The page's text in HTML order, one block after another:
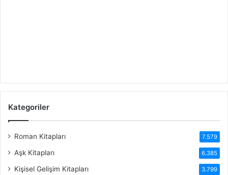
Kategoriler
Roman Kitapları 7.579
Aşk Kitapları 6.385
Kişisel Gelişim Kitapları 3.799